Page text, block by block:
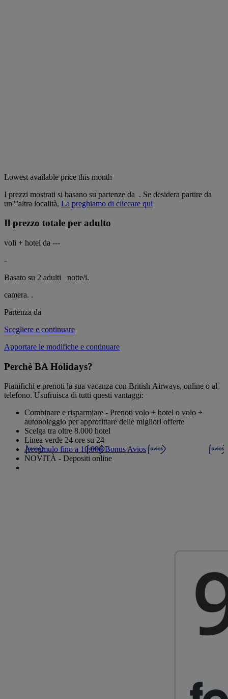
Lowest available price this month
I prezzi mostrati si basano su partenze da . Se desidera partire da
un''''altra località, La preghiamo di cliccare qui
Il prezzo totale per adulto
voli + hotel da ---
-
Basato su 2 adulti
notte/i.
camera. .
Partenza da
Scegliere e continuare
Apportare le modifiche e continuare
Perchè BA Holidays?
Pianifichi e prenoti la sua vacanza con British Airways, online o al
telefono. Usufruisca di tutti questi vantaggi:
Combinare e risparmiare - Prenoti volo + hotel o volo +
autonoleggio per approfittare delle migliori offerte
Scelga tra oltre 8.000 hotel
Linea verde 24 ore su 24
Accumulo fino a 10.000 Bonus Avios
NOVITÀ - Depositi online